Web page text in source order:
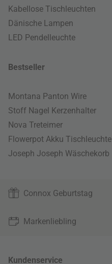
Kabellose Tischleuchten
Dänische Lampen
LED Pendelleuchte
Bestseller
Montana Panton Wire
Stoff Nagel Kerzenhalter
Nova Treteimer
Flowerpot Akku Tischleuchte
Joseph Joseph Wäschekorb
Connox Geburtstag
Markenliebling
Kundenservice